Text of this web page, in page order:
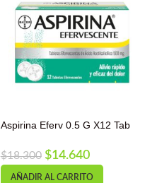
Aspirina Eferv 0.5 G X12 Tab
$18.300 $14.640
AÑADIR AL CARRITO